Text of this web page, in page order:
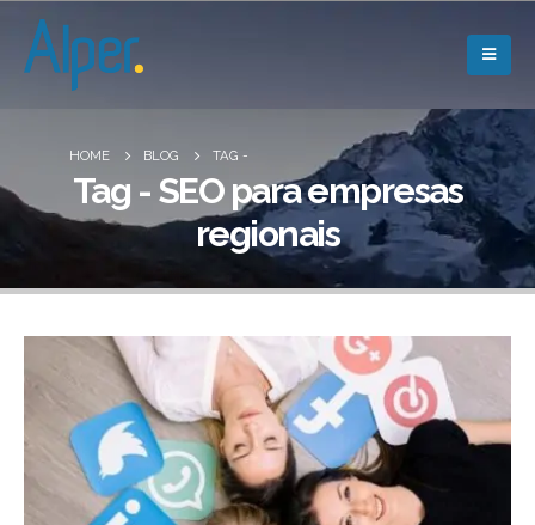
HOME BLOG TAG -
Tag - SEO para empresas
regionais